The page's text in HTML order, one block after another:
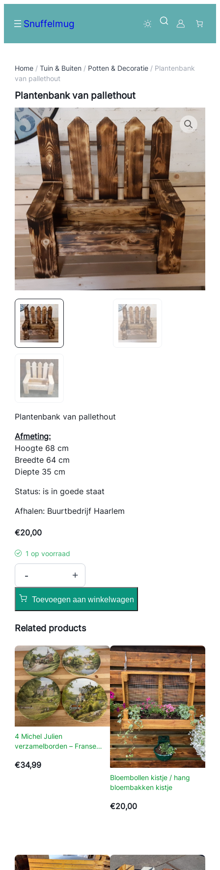
Snuffelmug
Home /Tuin & Buiten / Potten & Decoratie / Plantenbank
van pallethout
Plantenbank van pallethout
Plantenbank van pallethout
Afmeting:
Hoogte 68 cm
Breedte 64 cm
Diepte 35 cm
Status: is in goede staat
Afhalen: Buurtbedrijf Haarlem
€20,00
1 op voorraad
P
e
b
a
n
k
v
a
n
p
a
l
a
- +
Toevoegen aan winkelwagen
Related products
4 Michel Julien
verzamelborden – Franse
€34,99
Bloembollen kistje / hang
bloembakken kistje
€20,00